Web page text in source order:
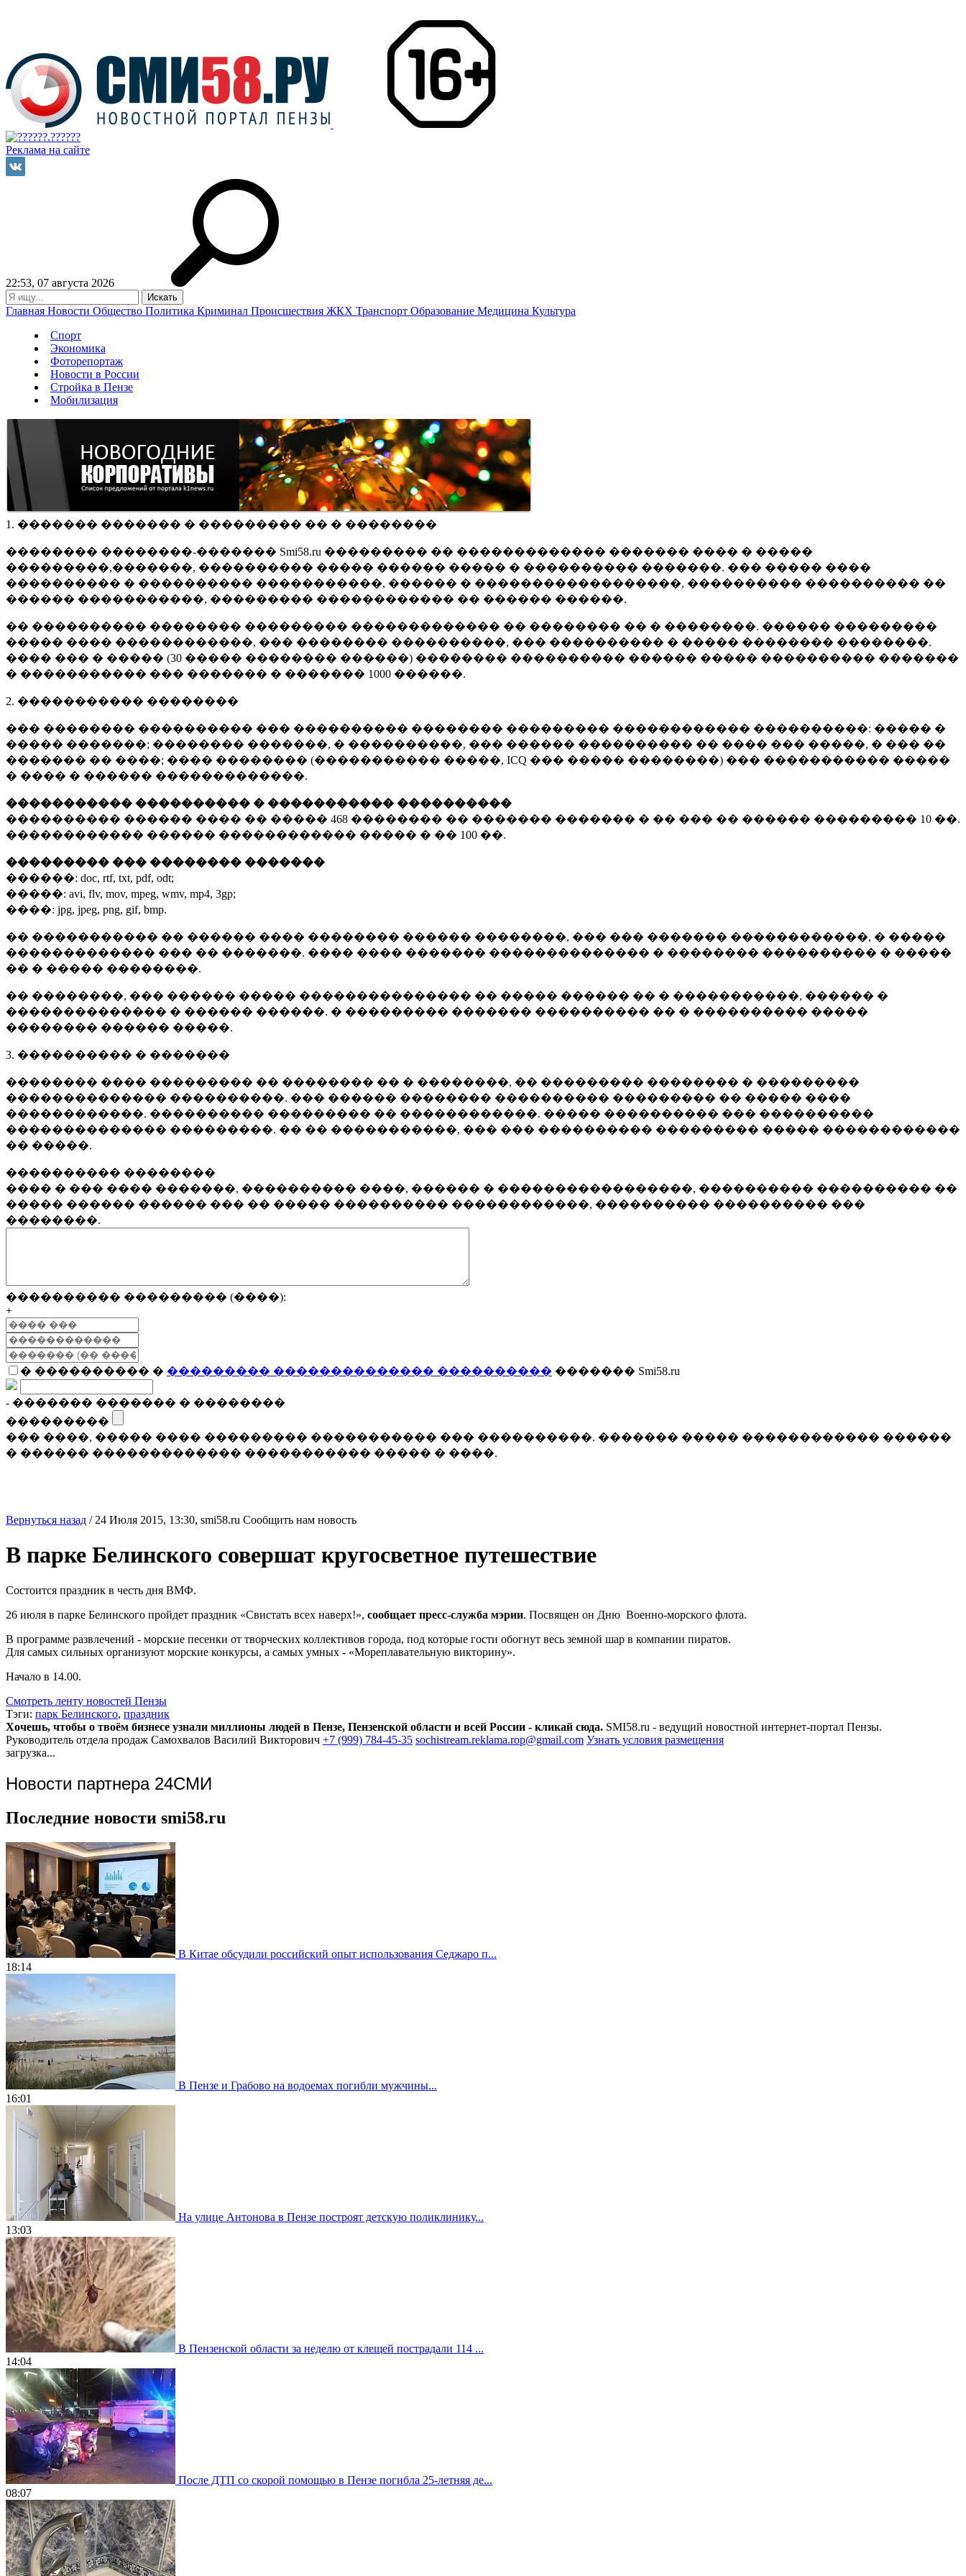
Реклама на сайте
22:53, 07 августа 2026
Главная Новости Общество Политика Криминал Происшествия ЖКХ Транспорт Образование Медицина Культура
Спорт
Экономика
Фоторепортаж
Новости в России
Стройка в Пензе
Мобилизация
1. ������� ������� � ��������� �� � ��������
�������� ��������-������� Smi58.ru ��������� �� ������������� ������� ���� � �����
���������,�������, ���������� ����� ������ ����� � ���������� �������. ��� ����� ����
���������� � ���������� �����������, ������ � ������������������, ���������� ���������� ��
������ �����������, ��������� ������������ �� ������ ������.
�� ���������� �������� ��������� ������������� �� �������� �� � ��������. ������ ���������
����� ���� ������������, ��� �������� ����������, ��� ���������� � ����� �������� ��������.
���� ��� � ����� (30 ����� �������� ������) �������� ���������� ������ ����� ���������� �������
� ����������� ��� ������� � ������� 1000 ������.
2. ����������� ��������
��� �������� ���������� ��� ���������� �������� ��������� ������������ ����������: ����� �
����� �������; �������� �������, � ����������, ��� ������ ���������� �� ���� ��� �����, � ��� ��
������� �� ����; ���� �������� (����������� �����, ICQ ��� ����� ��������) ��� ����������� �����
� ���� � ������ �������������.
����������� ���������� � ����������� ����������
���������� ������ ���� �� ����� 468 �������� �� ������� ������� � �� ��� �� ������ ��������� 10 ��.
������������ ������ ������������ ����� � �� 100 ��.
��������� ��� �������� �������
������: doc, rtf, txt, pdf, odt;
�����: avi, flv, mov, mpeg, wmv, mp4, 3gp;
����: jpg, jpeg, png, gif, bmp.
�� ����������� �� ������ ���� �������� ������ ��������, ��� ��� ������� ������������, � �����
������������� ��� �� �������. ���� ���� ������� �������������� � �������� ���������� � �����
�� � ����� ��������.
�� ��������, ��� ������ ����� ��������������� �� ����� ������ �� � �����������, ������ �
�������������� � ������ ������. � ��������� ������� ���������� �� � ���������� �����
�������� ������ �����.
3. ���������� � �������
�������� ���� ��������� �� �������� �� � ��������, �� ��������� �������� � ���������
�������������� ����������. ��� ������ �������� ���������� ��������� �� ����� ����
������������. ���������� ��������� �� ������������. ����� ���������� ��� ����������
�������������� ���������. �� �� �����������, ��� ��� ���������� ��������� ����� ������������
�� �����.
���������� ��������
���� � ��� ���� �������, ���������� ����, ������ � �����������������, ���������� ���������� ��
����� ������ ������ ��� �� ����� ���������� ������������, ���������� ���������� ���
��������.
���������� ��������� (����):
+
� ���������� � ��������� �������������� ���������� ������� Smi58.ru
- ������� ������� � ��������
���������
��� ����, ����� ���� ��������� ����������� ��� ����������. ������� ����� ������������ ������
� ������ ������������� ����������� ����� � ����.
Вернуться назад / 24 Июля 2015, 13:30, smi58.ru Сообщить нам новость
В парке Белинского совершат кругосветное путешествие
Состоится праздник в честь дня ВМФ.
26 июля в парке Белинского пройдет праздник «Свистать всех наверх!», сообщает пресс-служба мэрии. Посвящен он Дню Военно-морского флота.
В программе развлечений - морские песенки от творческих коллективов города, под которые гости обогнут весь земной шар в компании пиратов.
Для самых сильных организуют морские конкурсы, а самых умных - «Мореплавательную викторину».
Начало в 14.00.
Смотреть ленту новостей Пензы
Тэги: парк Белинского, праздник
Хочешь, чтобы о твоём бизнесе узнали миллионы людей в Пензе, Пензенской области и всей России - кликай сюда. SMI58.ru - ведущий новостной интернет-портал Пензы.
Руководитель отдела продаж Самохвалов Василий Викторович +7 (999) 784-45-35 sochistream.reklama.rop@gmail.com Узнать условия размещения
загрузка...
Новости партнера 24СМИ
Последние новости smi58.ru
В Китае обсудили российский опыт использования Седжаро п...
18:14
В Пензе и Грабово на водоемах погибли мужчины...
16:01
На улице Антонова в Пензе построят детскую поликлинику...
13:03
В Пензенской области за неделю от клещей пострадали 114 ...
14:04
После ДТП со скорой помощью в Пензе погибла 25-летняя де...
08:07